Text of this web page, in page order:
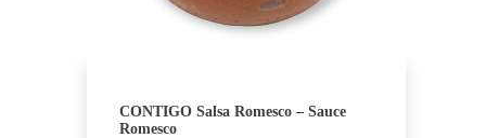
CONTIGO Salsa Romesco – Sauce
Romesco